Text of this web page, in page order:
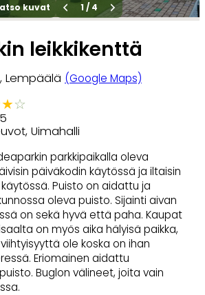
kuvat 1/ 4
leikkikenttä
Lempäälä (Google Maps)
★☆
Uimahalli
parkkipaikalla oleva
päiväkodin käytössä ja iltaisin
Puisto on aidattu ja
oleva puisto. Sijainti aivan
on sekä hyvä että paha. Kaupat
on myös aika hälyisä paikka,
ole koska on ihan
Eriomainen aidattu
Buglon välineet, joita vain